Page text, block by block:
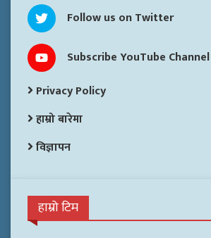
Follow us on Twitter
Subscribe YouTube Channel
Privacy Policy
हाम्रो बारेमा
विज्ञापन
हाम्रो टिम